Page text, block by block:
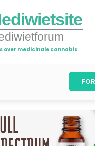
over medicinale cannabis